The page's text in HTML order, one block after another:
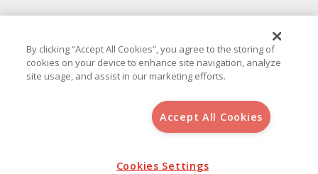
, S.L.U.(B-64405731) c/ San Norberto
Aviso Legal
Política de Cookies
By clicking “Accept All Cookies”, you agree to the storing of
cookies on your device to enhance site navigation, analyze
site usage, and assist in our marketing efforts.
Accept All Cookies
Cookies Settings